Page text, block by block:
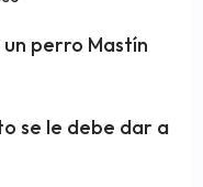
perro Mastín
se le debe dar a